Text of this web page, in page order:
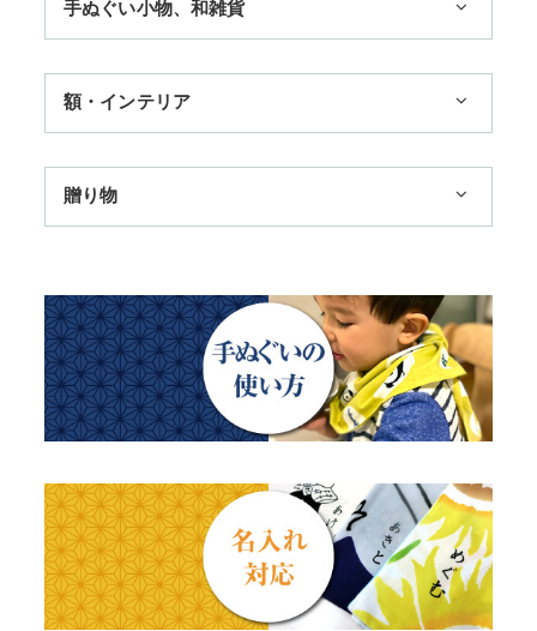
3,300円まで
季節のおすすめ
浮世絵・名画名作・古典
四季
動物・その他
江戸小紋・総柄・無地
藍染め・絞り染め
手ぬぐい小物、和雑貨
扇子
赤ちゃん甚平
ステーショナリー
額・インテリア
TokyoTokyo選定商品
のれん
贈り物
母の日ギフト
父の日ギフト
結婚祝い
出産祝い
秋のギフト